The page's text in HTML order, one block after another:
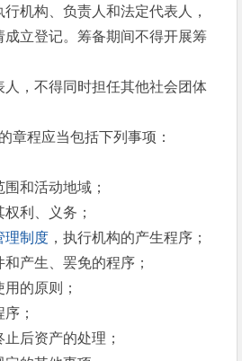
机构、负责人和法定代表人，
立登记。筹备期间不得开展筹
，不得同时担任其他社会团体
程应当包括下列事项：
和活动地域；
利、义务；
理制度 ，执行机构的产生程序；
产生、罢免的程序；
的原则；
；
后资产的处理；